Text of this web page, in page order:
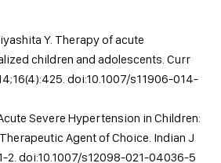
Y. Therapy of acute
children and adolescents. Curr
doi:10.1007/s11906-014-
Severe Hypertension in Children:
Agent of Choice. Indian J
2. doi:10.1007/s12098-021-04036-5